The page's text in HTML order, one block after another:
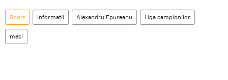
Sport Informații Alexandru Epureanu Liga campionilor
meci